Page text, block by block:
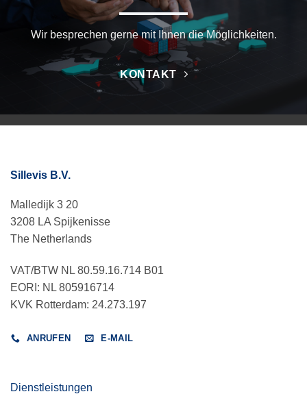
Wir besprechen gerne mit Ihnen die Möglichkeiten.
KONTAKT
Sillevis B.V.
Malledijk 3 20
3208 LA Spijkenisse
The Netherlands
VAT/BTW NL 80.59.16.714 B01
EORI: NL 805916714
KVK Rotterdam: 24.273.197
ANRUFEN E-MAIL
Dienstleistungen